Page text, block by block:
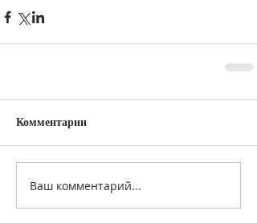
Комментарии
Ваш комментарий...